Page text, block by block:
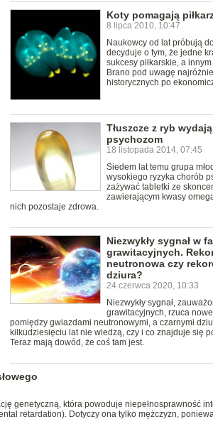
Koty pomagają
8 lipca 2010, 10:47
Naukowcy od lat próbują
decyduje o tym, że jedne
sukcesy piłkarskie, a
Brano pod uwagę
historycznych po
Tłuszcze z ryb
psychozom
18 listopada 2014, 07:45
Siedem lat temu grupa
wysokiego ryzyka chorób
zażywać tabletki ze
zawierającym kwasy
nich pozostaje zdrowa.
Niezwykły sygnał w
grawitacyjnych.
neutronowa czy
dziura?
24 czerwca 2020, 10:33
Niezwykły sygnał,
grawitacyjnych, rzuca nowe
pomiędzy gwiazdami neutronowymi, a czarnymi
kilkudziesięciu lat nie wiedzą, czy i co znajduje się
Teraz mają dowód, że coś tam jest.
genetyczną, która powoduje niepełnosprawność
retardation). Dotyczy ona tylko mężczyzn,